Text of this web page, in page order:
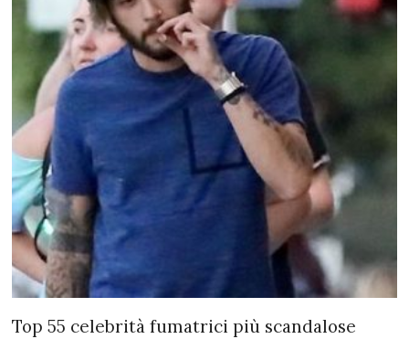
Top 55 celebrità fumatrici più scandalose